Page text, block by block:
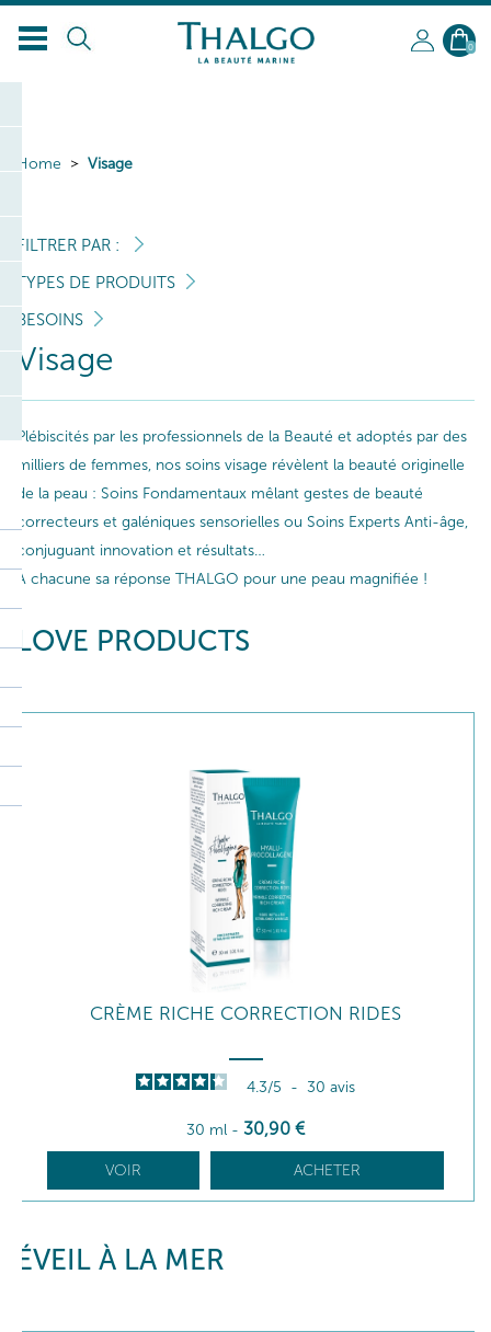
0
Home Visage
FILTRER PAR :
TYPES DE PRODUITS
BESOINS
Visage
Plébiscités par les professionnels de la Beauté et adoptés par des
milliers de femmes, nos soins visage révèlent la beauté originelle
de la peau : Soins Fondamentaux mêlant gestes de beauté
correcteurs et galéniques sensorielles ou Soins Experts Anti-âge,
conjuguant innovation et résultats…
A chacune sa réponse THALGO pour une peau magnifiée !
LOVE PRODUCTS
CRÈME RICHE CORRECTION RIDES
4.3/5 - 30 avis
30 ml - 30,90 €
VOIR ACHETER
ÉVEIL À LA MER